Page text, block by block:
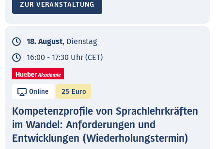
ZUR VERANSTALTUNG
18. August, Dienstag
16:00 - 17:30 Uhr (CET)
Online 25 Euro
Kompetenzprofile von Sprachlehrkräften
im Wandel: Anforderungen und
Entwicklungen (Wiederholungstermin)